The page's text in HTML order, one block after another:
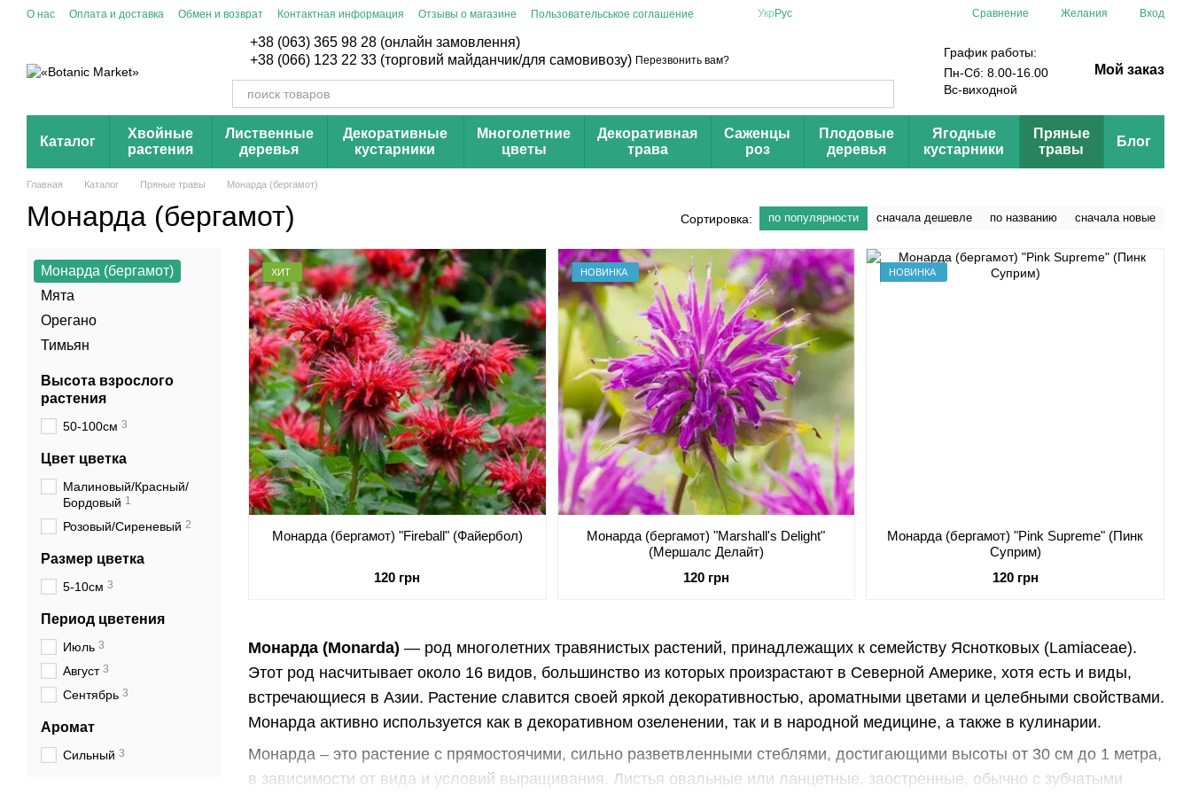
Перейти к основному контенту
О нас Оплата и доставка Обмен и возврат Контактная информация Отзывы о магазине Пользовательськое соглашение Укр Рус Сравнение Желания Вход
+38 (063) 365 98 28 (онлайн замовлення)
+38 (066) 123 22 33 (торговий майданчик/для самовивозу) Перезвонить вам?
График работы:
Пн-Сб: 8.00-16.00
Вс-виходной
Мой заказ
Каталог
Хвойные
растения
Лиственные
деревья
Декоративные
кустарники
Многолетние
цветы
Декоративная
трава
Саженцы
роз
Плодовые
деревья
Ягодные
кустарники
Пряные
травы
Блог
Главная Каталог Пряные травы Монарда (бергамот)
Монарда (бергамот) Сортировка: по популярности сначала дешевле по названию сначала новые
Монарда (Monarda) — род многолетних травянистых растений, принадлежащих к семейству Яснотковых (Lamiaceae).
Этот род насчитывает около 16 видов, большинство из которых произрастают в Северной Америке, хотя есть и виды,
встречающиеся в Азии. Растение славится своей яркой декоративностью, ароматными цветами и целебными свойствами.
Монарда активно используется как в декоративном озеленении, так и в народной медицине, а также в кулинарии.
Монарда – это растение с прямостоячими, сильно разветвленными стеблями, достигающими высоты от 30 см до 1 метра,
в зависимости от вида и условий выращивания. Листья овальные или ланцетные, заостренные, обычно с зубчатыми
ХИТ
Монарда (бергамот) "Fireball" (Файербол)
120 грн
НОВИНКА
Монарда (бергамот) "Marshall's Delight"
(Мершалс Делайт)
120 грн
НОВИНКА
Монарда (бергамот) "Pink Supreme" (Пинк
Суприм)
120 грн
Монарда (бергамот)
Мята
Орегано
Тимьян
Высота взрослого
растения
50-100см 3
Цвет цветка
Малиновый/Красный/
Бордовый 1
Розовый/Сиреневый 2
Размер цветка
5-10см 3
Период цветения
Июль 3
Август 3
Сентябрь 3
Аромат
Сильный 3